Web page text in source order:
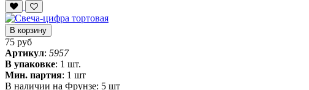
В корзину
75 руб
Артикул: 5957
В упаковке: 1 шт.
Мин. партия: 1 шт
В наличии на Фрунзе: 5 шт